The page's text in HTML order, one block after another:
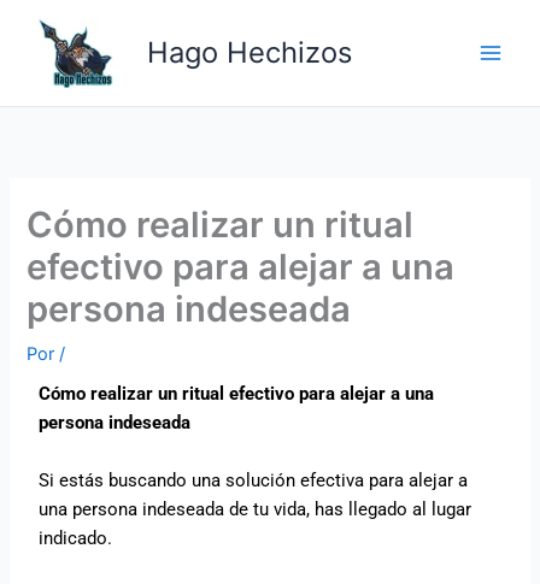
contenido
Hago Hechizos
Cómo realizar un ritual
efectivo para alejar a una
persona indeseada
Por/
Cómo realizar un ritual efectivo para alejar a una
persona indeseada
Si estás buscando una solución efectiva para alejar a
una persona indeseada de tu vida, has llegado al lugar
indicado.